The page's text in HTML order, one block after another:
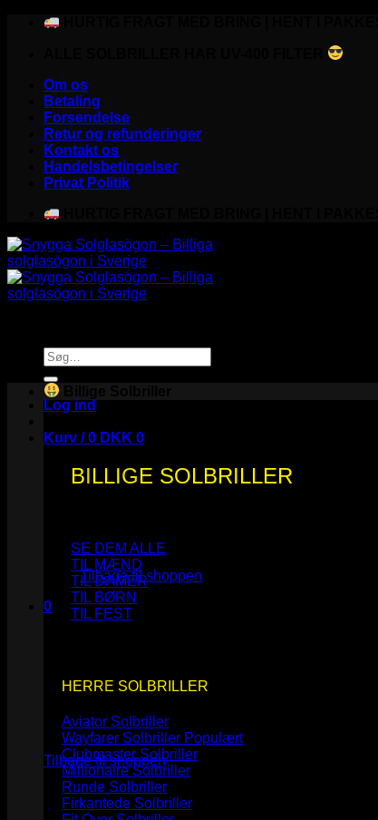
Fortsæt
Om os
Betaling
Forsendelse
Retur og refunderinger
Kontakt os
Handelsbetingelser
Privat Politik
Søg
efter:
Log ind
Kurv /0 DKK 0
Ingen varer i kurven.
Tilbage til shoppen
0
Kurv
Ingen varer i kurven.
Tilbage til shoppen
BILLIGE SOLBRILLER
SE DEM ALLE
TIL MÆND
TIL DAMER
TIL BØRN
TIL FEST
HERRE SOLBRILLER
Aviator Solbriller
Wayfarer Solbriller
Clubmaster Solbriller
Millionaire Solbriller
Runde Solbriller
Firkantede Solbriller